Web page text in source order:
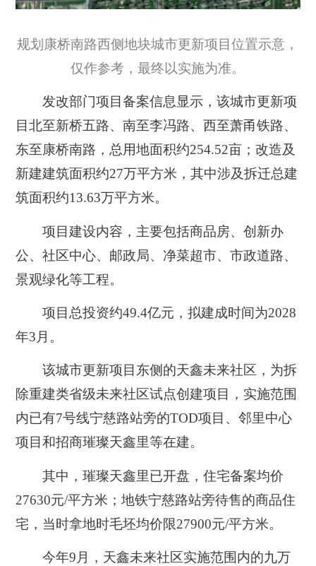
规划康桥南路西侧地块城市更新项目位置示意，
仅作参考，最终以实施为准。
发改部门项目备案信息显示，该城市更新项
目北至新桥五路、南至李冯路、西至萧甬铁路、
东至康桥南路，总用地面积约254.52亩；改造及
新建建筑面积约27万平方米，其中涉及拆迁总建
筑面积约13.63万平方米。
项目建设内容，主要包括商品房、创新办
公、社区中心、邮政局、净菜超市、市政道路、
景观绿化等工程。
项目 总投资约49.4亿元，拟建成时间为2028
年3月。
该城市更新项目东侧的天鑫未来社区，为拆
除重建类省级未来社区试点创建项目，实施范围
内已有7号线宁慈路站旁的TOD项目、邻里中心
项目和招商璀璨天鑫里等在建。
其中，璀璨天鑫里已开盘，住宅备案均价
27630元/平方米；地铁宁慈路站旁待售的商品住
宅，当时拿地时毛坯均价限27900元/平方米。
今年9月，天鑫未来社区实施范围内的九万